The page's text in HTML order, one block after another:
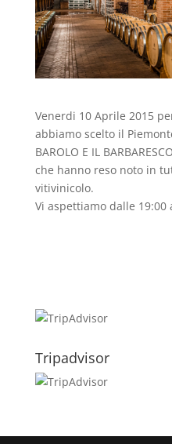
Venerdi 10 Aprile 2015 per
abbiamo scelto il
BAROLO E IL
che hanno reso noto in
vitivinicolo.
Vi aspettiamo dalle
Tripadvisor